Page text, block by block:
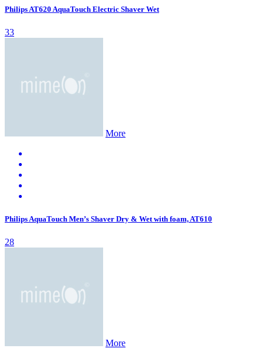
Philips AT620 AquaTouch Electric Shaver Wet
33
More
Philips AquaTouch Men’s Shaver Dry & Wet with foam, AT610
28
More